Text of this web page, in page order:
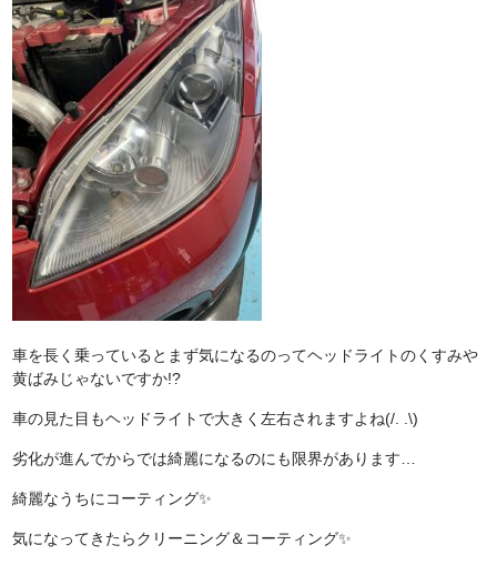
車を長く乗っているとまず気になるのってヘッドライトのくすみや
黄ばみじゃないですか!?
車の見た目もヘッドライトで大きく左右されますよね(/. .\)
劣化が進んでからでは綺麗になるのにも限界があります…
綺麗なうちにコーティング✨️
気になってきたらクリーニング＆コーティング✨️